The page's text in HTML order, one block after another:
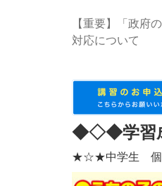
【重要】「政府
対応について
◆◇◆学習
★☆★中学生 個